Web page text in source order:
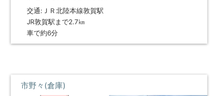
交通:ＪＲ北陸本線敦賀駅
JR敦賀駅まで2.7㎞
車で約6分
市野々(倉庫)